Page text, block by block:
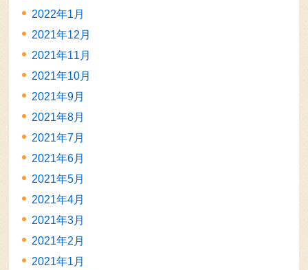
2022年1月
2021年12月
2021年11月
2021年10月
2021年9月
2021年8月
2021年7月
2021年6月
2021年5月
2021年4月
2021年3月
2021年2月
2021年1月